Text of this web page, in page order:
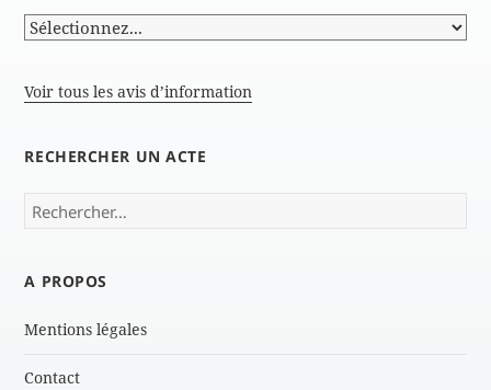
Voir tous les avis d’information
RECHERCHER UN ACTE
Rechercher :
A PROPOS
Mentions légales
Contact